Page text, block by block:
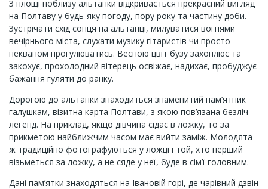
З площі поблизу альтанки відкривається прекрасний вигляд
на Полтаву у будь-яку погоду, пору року та частину доби.
Зустрічати схід сонця на альтанці, милуватися вогнями
вечірнього міста, слухати музику гітаристів чи просто
неквапом прогулюватись. Весною цвіт бузу захоплює та
закохує, прохолодний вітерець освіжає, надихає, пробуджує
бажання гуляти до ранку.
Дорогою до альтанки знаходиться знаменитий пам’ятник
галушкам, візитна карта Полтави, з якою пов’язана безліч
легенд. На приклад, якщо дівчина сідає в ложку, то за
прикметою найближчим часом має вийти заміж. Молодята
ж традиційно фотографуються у ложці і той, хто перший
візьметься за ложку, а не сяде у неї, буде в сім’ї головним.
Дані пам’ятки знаходяться на Івановій горі, де чарівний дзвін